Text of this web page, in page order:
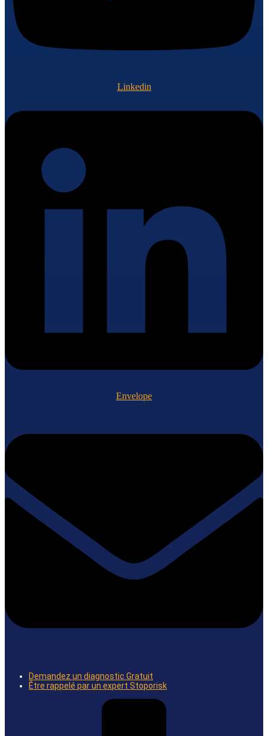
Linkedin
Envelope
Demandez un diagnostic Gratuit
Être rappelé par un expert Stoporisk